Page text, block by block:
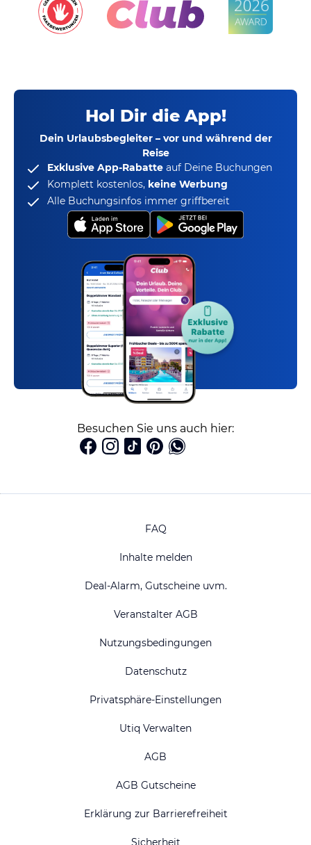
Hol Dir die App!
Dein Urlaubsbegleiter – vor und während der
Reise
Exklusive App-Rabatte auf Deine Buchungen
Komplett kostenlos, keine Werbung
Alle Buchungsinfos immer griffbereit
Besuchen Sie uns auch hier:
FAQ
Inhalte melden
Deal-Alarm, Gutscheine uvm.
Veranstalter AGB
Nutzungsbedingungen
Datenschutz
Privatsphäre-Einstellungen
Utiq Verwalten
AGB
AGB Gutscheine
Erklärung zur Barrierefreiheit
Sicherheit